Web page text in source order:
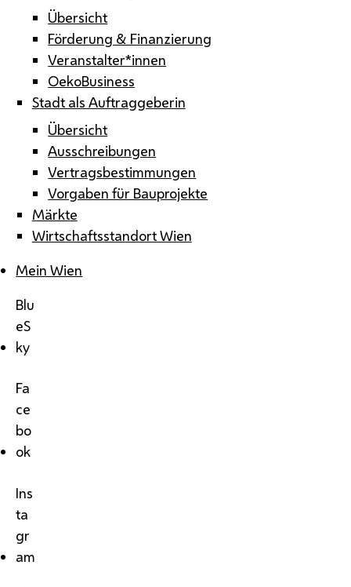
Übersicht
Förderung & Finanzierung
Veranstalter*innen
OekoBusiness
Stadt als Auftraggeberin
Übersicht
Ausschreibungen
Vertragsbestimmungen
Vorgaben für Bauprojekte
Märkte
Wirtschaftsstandort Wien
Mein Wien
Blu
eS
ky
Fa
ce
bo
ok
Ins
ta
gr
am